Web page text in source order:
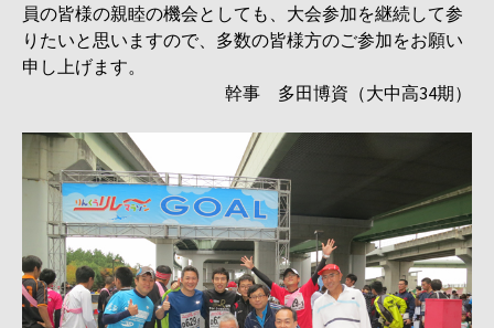
員の皆様の親睦の機会としても、大会参加を継続して参
りたいと思いますので、多数の皆様方のご参加をお願い
申し上げます。
幹事 多田博資（大中高34期）